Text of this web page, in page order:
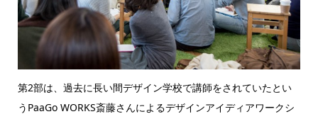
第2部は、過去に長い間デザイン学校で講師をされていたとい
うPaaGo WORKS斎藤さんによるデザインアイディアワークシ